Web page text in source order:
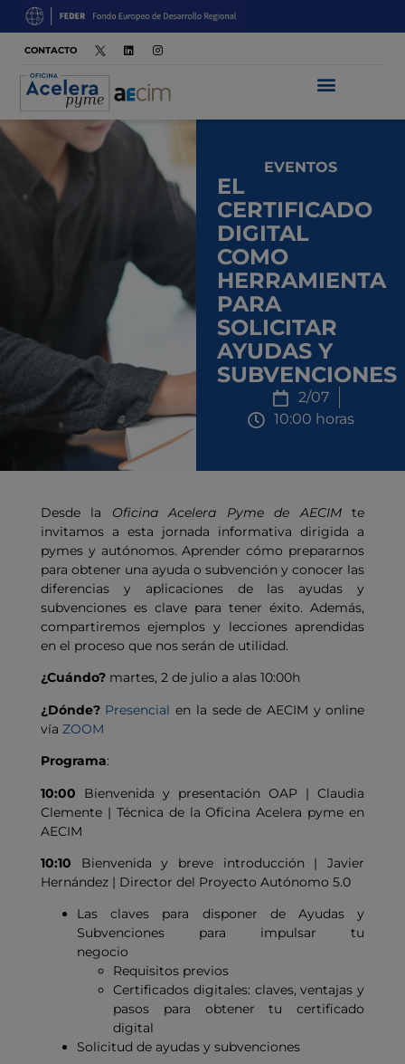
CONTACTO
EVENTOS
EL
CERTIFICADO
DIGITAL
COMO
HERRAMIENTA
PARA
SOLICITAR
AYUDAS Y
SUBVENCIONES
2/07
10:00 horas
Desde la Oficina Acelera Pyme de AECIMte
invitamos a esta jornada informativa dirigida a
pymes y autónomos. Aprender cómo prepararnos
para obtener una ayuda o subvención y conocer las
diferencias y aplicaciones de las ayudas y
subvenciones es clave para tener éxito. Además,
compartiremos ejemplos y lecciones aprendidas
en el proceso que nos serán de utilidad.
¿Cuándo?martes, 2 de julio a alas 10:00h
¿Dónde?Presencial en la sede de AECIM y online
vía ZOOM
Programa:
10:00 Bienvenida y presentación OAP | Claudia
Clemente | Técnica de la Oficina Acelera pyme en
AECIM
10:10 Bienvenida y breve introducción | Javier
Hernández | Director del Proyecto Autónomo 5.0
Las claves para disponer de Ayudas y
Subvenciones para impulsar tu
negocio
Requisitos previos
Certificados digitales: claves, ventajas y
pasos para obtener tu certificado
digital
Solicitud de ayudas y subvenciones